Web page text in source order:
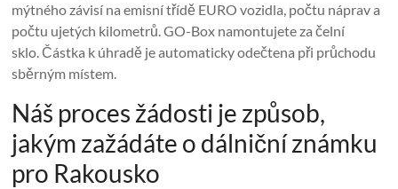
mýtného závisí na emisní třídě EURO vozidla, počtu náprav a
počtu ujetých kilometrů. GO-Box namontujete za čelní
sklo. Částka k úhradě je automaticky odečtena při průchodu
sběrným místem.
Náš proces žádosti je způsob,
jakým zažádáte o dálniční známku
pro Rakousko